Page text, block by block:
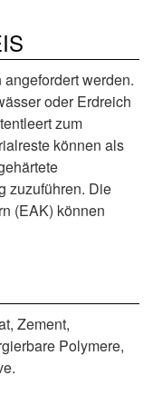
werden.
oder Erdreich
zum
können als
zuzuführen. Die
(EAK) können
Zement,
Polymere,